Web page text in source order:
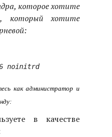
которое хотите
который хотите
как администратор и
в качестве